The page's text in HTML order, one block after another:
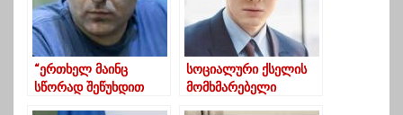
“ერთხელ მაინც
სწორად შეწუხდით
სოციალური ქსელის
მომხმარებელი